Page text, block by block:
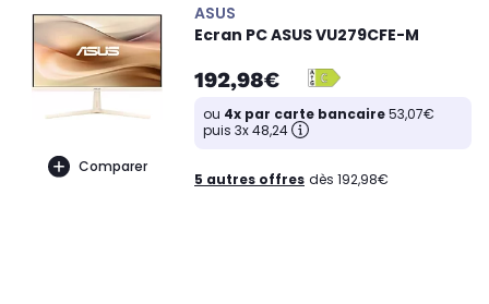
Comparer
ASUS
Ecran PC ASUS VU279CFE-M
192,98€
ou 4x par carte bancaire53,07€
puis 3x 48,24
5 autres offres dès 192,98€